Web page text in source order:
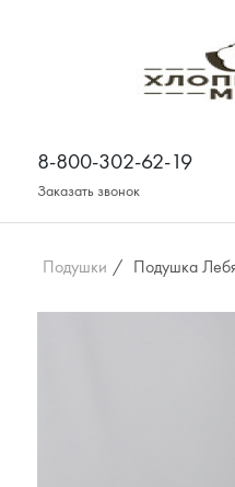
8-800-302-62-19
Заказать звонок
Постельное белье
Поплин
Сатин
Зима-Лето из бязи
Зима-Лето из
Подушки / Подушка